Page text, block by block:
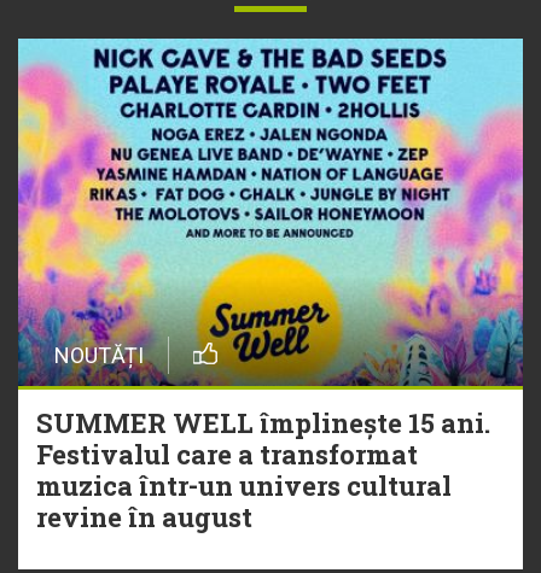
NOUTĂȚI
SUMMER WELL împlinește 15 ani.
Festivalul care a transformat
muzica într-un univers cultural
revine în august